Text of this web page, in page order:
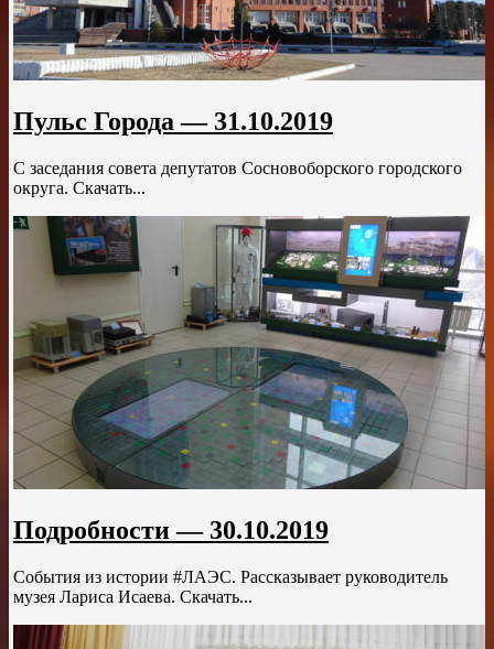
Пульс Города — 31.10.2019
С заседания совета депутатов Сосновоборского городского
округа. Скачать...
Подробности — 30.10.2019
События из истории #ЛАЭС. Рассказывает руководитель
музея Лариса Исаева. Скачать...